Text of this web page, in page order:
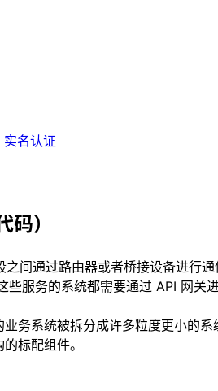
实名认证
）
间通过路由器或者桥接设备进行
服务的系统都需要通过 API 网关
务系统被拆分成许多粒度更小的
标配组件。